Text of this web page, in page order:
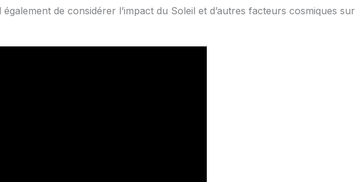
de considérer l’impact du Soleil et d’autres facteurs cosmiques sur